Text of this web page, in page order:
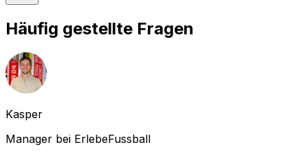
Häufig gestellte Fragen
Kasper
Manager bei ErlebeFussball